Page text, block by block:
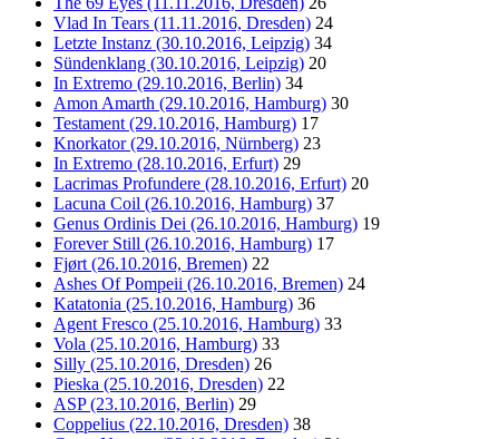
Vlad In Tears (11.11.2016, Dresden) 24
Letzte Instanz (30.10.2016, Leipzig) 34
Sündenklang (30.10.2016, Leipzig) 20
In Extremo (29.10.2016, Berlin) 34
Amon Amarth (29.10.2016, Hamburg) 30
Testament (29.10.2016, Hamburg) 17
Knorkator (29.10.2016, Nürnberg) 23
In Extremo (28.10.2016, Erfurt) 29
Lacrimas Profundere (28.10.2016, Erfurt) 20
Lacuna Coil (26.10.2016, Hamburg) 37
Genus Ordinis Dei (26.10.2016, Hamburg) 19
Forever Still (26.10.2016, Hamburg) 17
Fjørt (26.10.2016, Bremen) 22
Ashes Of Pompeii (26.10.2016, Bremen) 24
Katatonia (25.10.2016, Hamburg) 36
Agent Fresco (25.10.2016, Hamburg) 33
Vola (25.10.2016, Hamburg) 33
Silly (25.10.2016, Dresden) 26
Pieska (25.10.2016, Dresden) 22
ASP (23.10.2016, Berlin) 29
Coppelius (22.10.2016, Dresden) 38